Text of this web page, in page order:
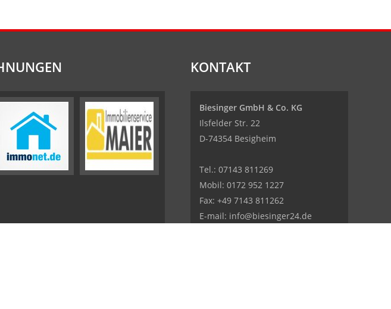
KONTAKT
Biesinger GmbH & Co. KG
Ilsfelder Str. 22
D-74354 Besigheim
Tel.: 07143 811269
Mobil: 0172 952 1227
Fax: +49 7143 811262
E-mail: info@biesinger24.de